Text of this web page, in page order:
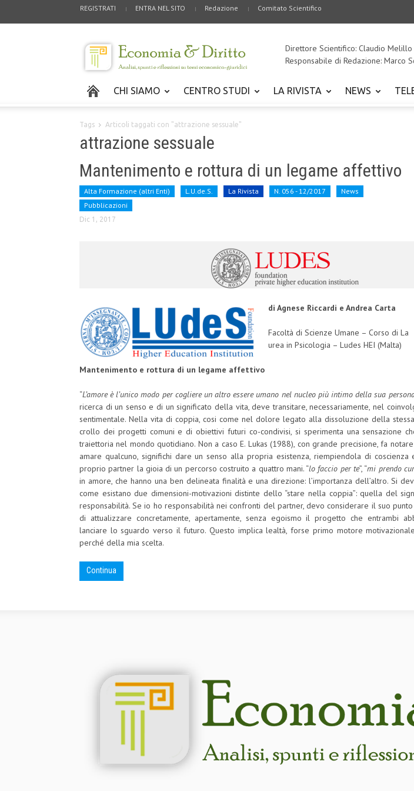
REGISTRATI ENTRA NEL SITO Redazione Comitato Scientifico
Direttore Scientifico: Claudio
Responsabile di Redazione: Marco
CHI SIAMO CENTRO STUDI LA RIVISTA NEWS
Tags Articoli taggati con "attrazione sessuale"
attrazione sessuale
Mantenimento e rottura di un legame affettivo
Alta Formazione (altri Enti) L.U.de.S. La Rivista N. 056 - 12/2017
News
Pubblicazioni
Dic 1, 2017
di Agnese Riccardi e Andrea Carta
Facoltà di Scienze Umane – Corso di La
urea in Psicologia – Ludes HEI (Malta)
Mantenimento e rottura di un legame affettivo
“L’amore è l’unico modo per cogliere un altro essere umano nel nucleo più intimo della sua
ricerca di un senso e di un significato della vita, deve transitare, necessariamente, nel
sentimentale. Nella vita di coppia, cosi come nel dolore legato alla dissoluzione della
crollo dei progetti comuni e di obiettivi futuri co-condivisi, si sperimenta una sensazione
traiettoria nel mondo quotidiano. Non a caso E. Lukas (1988), con grande precisione, fa
amare qualcuno, significhi dare un senso alla propria esistenza, riempiendola di
proprio partner la gioia di un percorso costruito a quattro mani. “lo faccio per te”, “mi prendo
in amore, che hanno una ben delineata finalità e una direzione: l’importanza dell’altro. Si
come esistano due dimensioni-motivazioni distinte dello “stare nella coppia”: quella del
responsabilità. Se io ho responsabilità nei confronti del partner, devo considerare il suo
di attualizzare concretamente, apertamente, senza egoismo il progetto che entrambi
lanciare lo sguardo verso il futuro. Questo implica lealtà, forse primo motore
perché della mia scelta.
Continua